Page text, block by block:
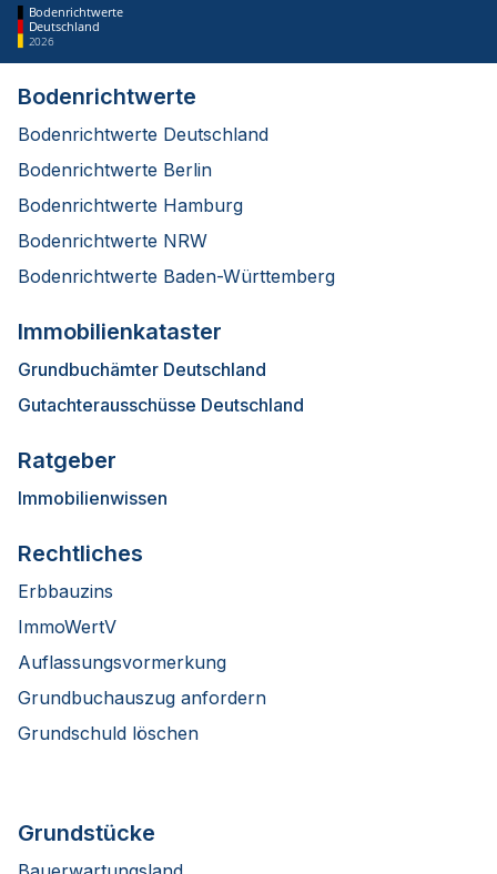
Bodenrichtwerte
Deutschland
2026
Bodenrichtwerte
Bodenrichtwerte Deutschland
Bodenrichtwerte Berlin
Bodenrichtwerte Hamburg
Bodenrichtwerte NRW
Bodenrichtwerte Baden-Württemberg
Immobilienkataster
Grundbuchämter Deutschland
Gutachterausschüsse Deutschland
Ratgeber
Immobilienwissen
Rechtliches
Erbbauzins
ImmoWertV
Auflassungsvormerkung
Grundbuchauszug anfordern
Grundschuld löschen
Grundstücke